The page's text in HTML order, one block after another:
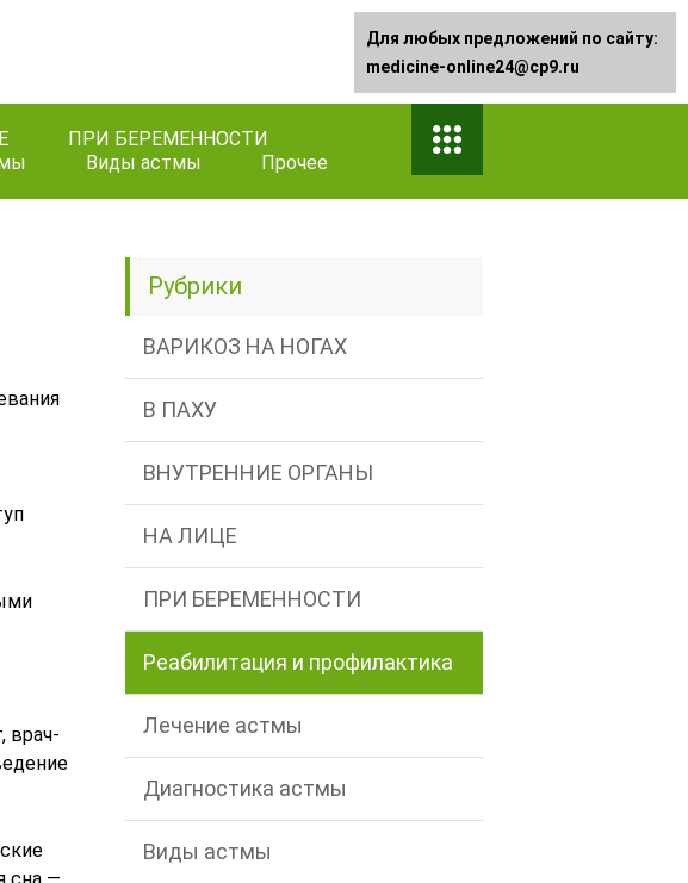
ПРИ БЕРЕМЕННОСТИ
Виды астмы Прочее
врач-
Рубрики
ВАРИКОЗ НА НОГАХ
В ПАХУ
ВНУТРЕННИЕ ОРГАНЫ
НА ЛИЦЕ
ПРИ БЕРЕМЕННОСТИ
Реабилитация и профилактика
Лечение астмы
Диагностика астмы
Виды астмы
Для любых предложений по сайту:
medicine-online24@cp9.ru